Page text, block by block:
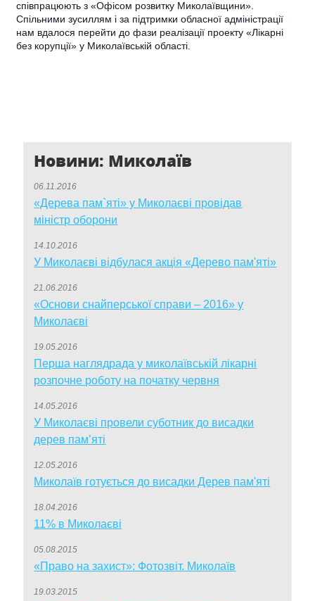
співпрацюють з «Офісом розвитку Миколаївщини».
Спільними зусиллям і за підтримки обласної адміністрації
нам вдалося перейти до фази реалізації проекту «Лікарні
без корупції» у Миколаївській області.
Новини: Миколаїв
06.11.2016
«Дерева пам`яті» у Миколаєві провідав
міністр оборони
14.10.2016
У Миколаєві відбулася акція «Дерево пам'яті»
21.06.2016
«Основи снайперської справи – 2016» у
Миколаєві
19.05.2016
Перша наглядрада у миколаївській лікарні
розпочне роботу на початку червня
14.05.2016
У Миколаєві провели суботник до висадки
дерев пам’яті
12.05.2016
Миколаїв готується до висадки Дерев пам'яті
18.04.2016
11% в Миколаєві
05.08.2015
«Право на захист»: Фотозвіт. Миколаїв
19.03.2015